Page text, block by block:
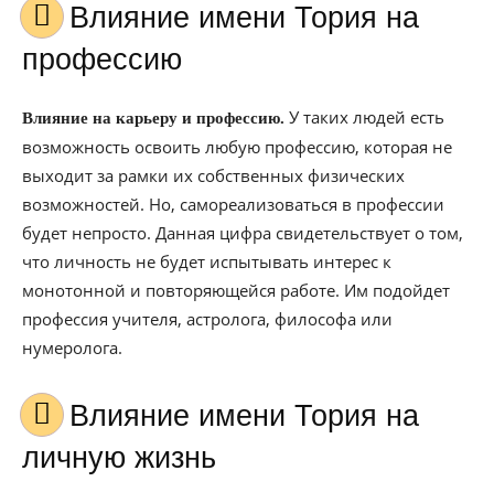
Влияние имени Тория на
профессию
Влияние на карьеру и профессию. У таких людей есть
возможность освоить любую профессию, которая не
выходит за рамки их собственных физических
возможностей. Но, самореализоваться в профессии
будет непросто. Данная цифра свидетельствует о том,
что личность не будет испытывать интерес к
монотонной и повторяющейся работе. Им подойдет
профессия учителя, астролога, философа или
нумеролога.
Влияние имени Тория на
личную жизнь